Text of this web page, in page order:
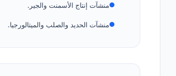
منشآت إنتاج الأسمنت والجير.
منشآت الحديد والصلب والميتالورجيا.